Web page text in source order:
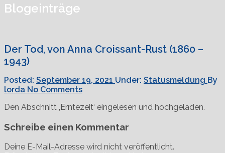
Blogeinträge
Der Tod, von Anna Croissant-Rust (1860 –
1943)
Posted: September 19, 2021 Under: Statusmeldung By
lorda No Comments
Den Abschnitt ‚Erntezeit‘ eingelesen und hochgeladen.
Schreibe einen Kommentar
Deine E-Mail-Adresse wird nicht veröffentlicht.